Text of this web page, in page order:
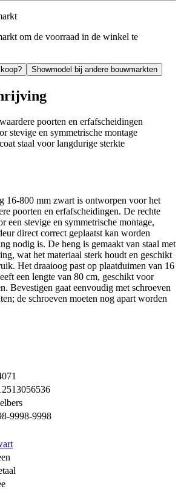
om de voorraad in de winkel te
Showmodel bij andere bouwmarkten
poorten en erfafscheidingen
stevige en symmetrische montage
staal voor langdurige sterkte
16-800 mm zwart is ontworpen voor het
poorten en erfafscheidingen. De rechte
een stevige en symmetrische montage,
direct correct geplaatst kan worden
nodig is. De heng is gemaakt van staal met
wat het materiaal sterk houdt en geschikt
Het draaioog past op plaatduimen van 16
een lengte van 80 cm, geschikt voor
Bevestigen gaat eenvoudig met schroeven
de schroeven moeten nog apart worden
9998-9998